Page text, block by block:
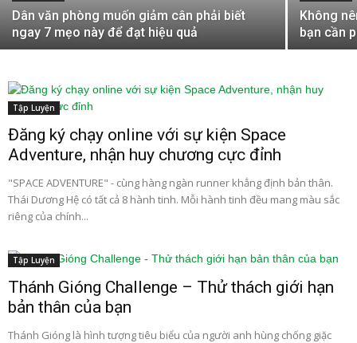
Dân văn phòng muốn giảm cân phải biết
ngay 7 mẹo này để đạt hiệu quả
Không
bạn cần
Tập Luyện
Đăng ký chạy online với sự kiện Space
Adventure, nhận huy chương cực đỉnh
"SPACE ADVENTURE" - cùng hàng ngàn runner khẳng định bản thân.
Thái Dương Hệ có tất cả 8 hành tinh. Mỗi hành tinh đều mang màu sắc
riêng của chính...
Tập Luyện
Thánh Gióng Challenge – Thử thách giới hạn
bản thân của bạn
Thánh Gióng là hình tượng tiêu biểu của người anh hùng chống giặc